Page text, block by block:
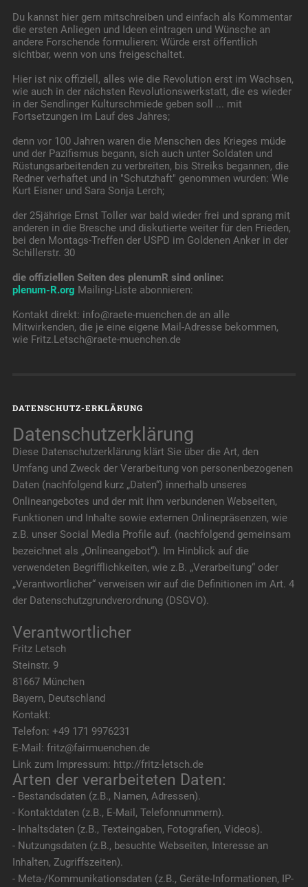
Du kannst hier gern mitschreiben und einfach als Kommentar
die ersten Anliegen und Ideen eintragen und Wünsche an
andere Forschende formulieren: Würde erst öffentlich
sichtbar, wenn von uns freigeschaltet.
Hier ist nix offiziell, alles wie die Revolution erst im Wachsen,
wie auch in der nächsten Revolutionswerkstatt, die es wieder
in der Sendlinger Kulturschmiede geben soll ... mit
Fortsetzungen im Lauf des Jahres;
denn vor 100 Jahren waren die Menschen des Krieges müde
und der Pazifismus begann, sich auch unter Soldaten und
Rüstungsarbeitenden zu verbreiten, bis Streiks begannen, die
Redner verhaftet und in "Schutzhaft" genommen wurden: Wie
Kurt Eisner und Sara Sonja Lerch;
der 25jährige Ernst Toller war bald wieder frei und sprang mit
anderen in die Bresche und diskutierte weiter für den Frieden,
bei den Montags-Treffen der USPD im Goldenen Anker in der
Schillerstr. 30
die offiziellen Seiten des plenumR sind online:
plenum-R.org Mailing-Liste abonnieren:
Kontakt direkt: info@raete-muenchen.de an alle
Mitwirkenden, die je eine eigene Mail-Adresse bekommen,
wie Fritz.Letsch@raete-muenchen.de
DATENSCHUTZ-ERKLÄRUNG
Datenschutzerklärung
Diese Datenschutzerklärung klärt Sie über die Art, den
Umfang und Zweck der Verarbeitung von personenbezogenen
Daten (nachfolgend kurz „Daten“) innerhalb unseres
Onlineangebotes und der mit ihm verbundenen Webseiten,
Funktionen und Inhalte sowie externen Onlinepräsenzen, wie
z.B. unser Social Media Profile auf. (nachfolgend gemeinsam
bezeichnet als „Onlineangebot“). Im Hinblick auf die
verwendeten Begrifflichkeiten, wie z.B. „Verarbeitung“ oder
„Verantwortlicher“ verweisen wir auf die Definitionen im Art. 4
der Datenschutzgrundverordnung (DSGVO).
Verantwortlicher
Fritz Letsch
Steinstr. 9
81667 München
Bayern, Deutschland
Kontakt:
Telefon: +49 171 9976231
E-Mail: fritz@fairmuenchen.de
Link zum Impressum: http://fritz-letsch.de
Arten der verarbeiteten Daten:
- Bestandsdaten (z.B., Namen, Adressen).
- Kontaktdaten (z.B., E-Mail, Telefonnummern).
- Inhaltsdaten (z.B., Texteingaben, Fotografien, Videos).
- Nutzungsdaten (z.B., besuchte Webseiten, Interesse an
Inhalten, Zugriffszeiten).
- Meta-/Kommunikationsdaten (z.B., Geräte-Informationen, IP-